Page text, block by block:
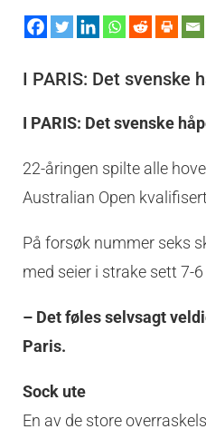
I PARIS: Det svenske
I PARIS: Det svenske
22-åringen spilte alle
Australian Open
På forsøk nummer seks
med seier i strake sett 7-6
– Det føles selvsagt
Paris.
Sock ute
En av de store